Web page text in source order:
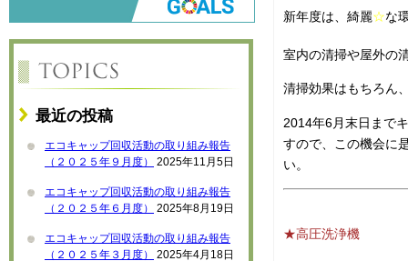
最近の投稿
エコキャップ回収活動の取り組み報告
（２０２５年９月度）
2025年11月5日
エコキャップ回収活動の取り組み報告
（２０２５年６月度）
2025年8月19日
エコキャップ回収活動の取り組み報告
（２０２５年３月度）
2025年4月18日
新年度は、綺麗☆な
室内の清掃や屋外の
清掃効果はもちろん
2014年6月末日まで
すので、この機会に
い。
★高圧洗浄機